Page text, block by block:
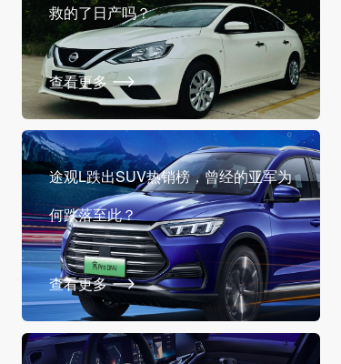
救的了日产吗？
查看更多
途观L跌出SUV热销榜，曾经的亚军为
何跌落至此？
查看更多